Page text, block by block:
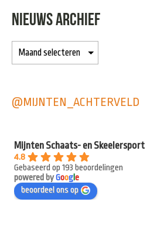
NIEUWS ARCHIEF
@MIJNTEN_ACHTERVELD
Mijnten Schaats- en Skeelersport
4.8
Gebaseerd op 193 beoordelingen
powered byGooge
beoordeel ons op